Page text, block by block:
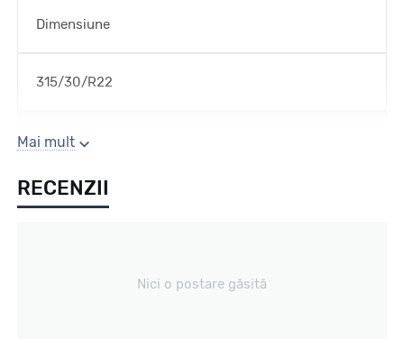
Dimensiune
315/30/R22
Sezon
Iarna
Mai mult
RECENZII
Nici o postare găsită